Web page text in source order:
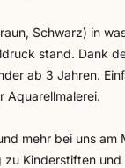
Schwarz) in
stand. Dank
ab 3 Jahren.
Aquarellmalerei.
mehr bei uns am
zu Kinderstiften